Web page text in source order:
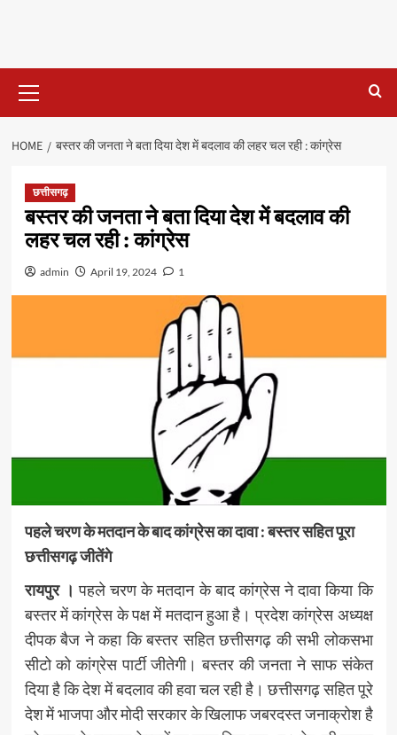
Menu
HOME बस्तर की जनता ने बता दिया देश में बदलाव की लहर चल रही : कांग्रेस
छत्तीसगढ़
बस्तर की जनता ने बता दिया देश में बदलाव की
लहर चल रही : कांग्रेस
admin April 19, 2024 1
पहले चरण के मतदान के बाद कांग्रेस का दावा : बस्तर सहित पूरा
छत्तीसगढ़ जीतेंगे
रायपुर । पहले चरण के मतदान के बाद कांग्रेस ने दावा किया कि
बस्तर में कांग्रेस के पक्ष में मतदान हुआ है। प्रदेश कांग्रेस अध्यक्ष
दीपक बैज ने कहा कि बस्तर सहित छत्तीसगढ़ की सभी लोकसभा
सीटो को कांग्रेस पार्टी जीतेगी। बस्तर की जनता ने साफ संकेत
दिया है कि देश में बदलाव की हवा चल रही है। छत्तीसगढ़ सहित पूरे
देश में भाजपा और मोदी सरकार के खिलाफ जबरदस्त जनाक्रोश है